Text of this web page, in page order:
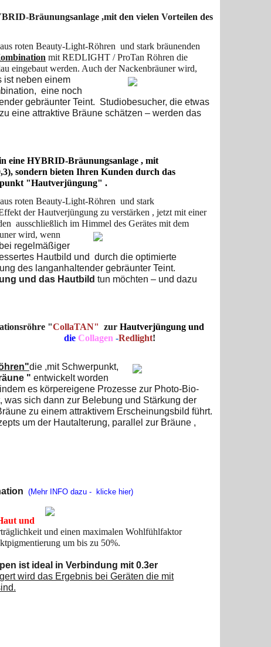
Bräunungsanlage ,mit den vielen Vorteilen des
roten Beauty-Light-Röhren und stark bräunenden
mit REDLIGHT / ProTan Röhren die
eingebaut werden. Auch der Nackenbräuner wird,
ist neben einem
eine noch
gebräunter Teint. Studiobesucher, die etwas
eine attraktive Bräune schätzen – werden das
eine HYBRID-Bräunungsanlage , mit
sondern bieten Ihren Kunden durch das
"Hautverjüngung" .
roten Beauty-Light-Röhren und stark
der Hautverjüngung zu verstärken , jetzt mit einer
ausschließlich im Himmel des Gerätes mit dem
wird, wenn
regelmäßiger
Hautbild und durch die optimierte
des langanhaltender gebräunter Teint.
und das Hautbild tun möchten – und dazu
"CollaTAN" zur Hautverjüngung und
Link : die Collagen -Redlight!
die ,mit Schwerpunkt,
" entwickelt worden
es körpereigene Prozesse zur Photo-Bio-
sich dann zur Belebung und Stärkung der
zu einem attraktivem Erscheinungsbild führt.
um der Hautalterung, parallel zur Bräune ,
(Mehr INFO dazu - klicke hier)
und
und einen maximalen Wohlfühlfaktor
um bis zu 50%.
ist ideal in Verbindung mit 0.3er
wird das Ergebnis bei Geräten die mit